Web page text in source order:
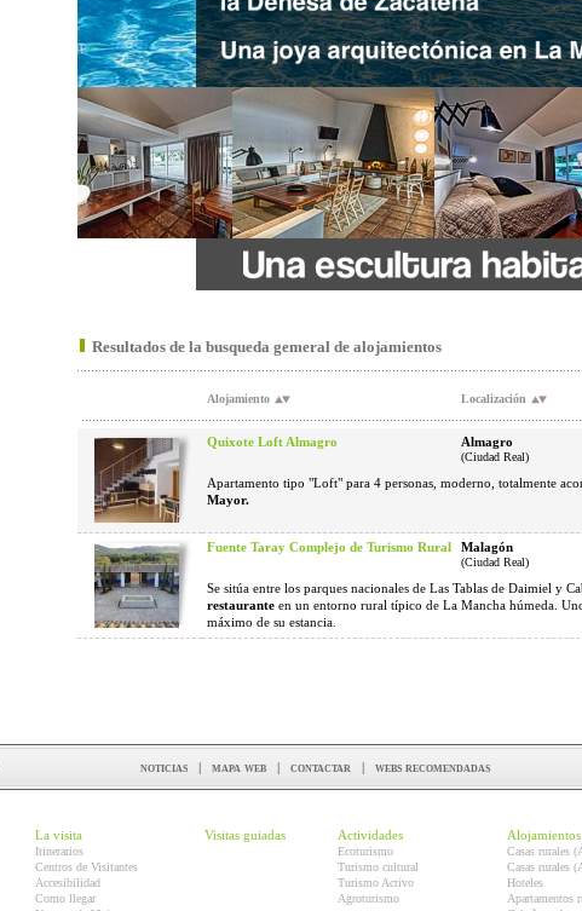
Resultados de la busqueda gemeral de alojamientos
Alojamiento Localización
Quixote Loft Almagro Almagro
(Ciudad Real)
Apartamento tipo "Loft" para 4 personas, moderno, totalmente
Mayor.
Fuente Taray Complejo de Turismo Rural Malagón
(Ciudad Real)
Se sitúa entre los parques nacionales de Las Tablas de Daimiel y
restaurante en un entorno rural típico de La Mancha húmeda.
máximo de su estancia.
noticias | mapa web | contactar | webs recomendadas
La visita
Itinerarios
Centros de Visitantes
Accesibilidad
Como llegar
Visitas guiadas Actividades
Ecoturismo
Turismo cultural
Turismo Activo
Agroturismo
Alojamientos
Casas rurales
Casas rurales
Hoteles
Apartamentos